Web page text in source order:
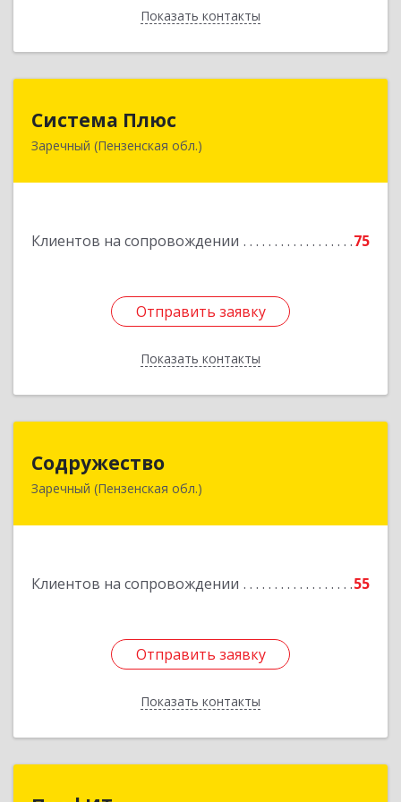
Показать контакты
Назад
Система Плюс
Заречный (Пензенская обл.)
Клиентов на сопровождении 75
Отправить заявку
Показать контакты
442960, Пензенская обл, Заречный г,
Отправить заявку
Назад
Содружество
Заречный (Пензенская обл.)
Клиентов на сопровождении 55
Отправить заявку
Показать контакты
442962, Пензенская обл, Заречный г,
Отправить заявку
Назад